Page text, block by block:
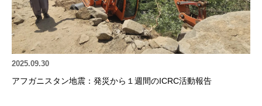
2025.09.30
アフガニスタン地震：発災から１週間のICRC活動報告